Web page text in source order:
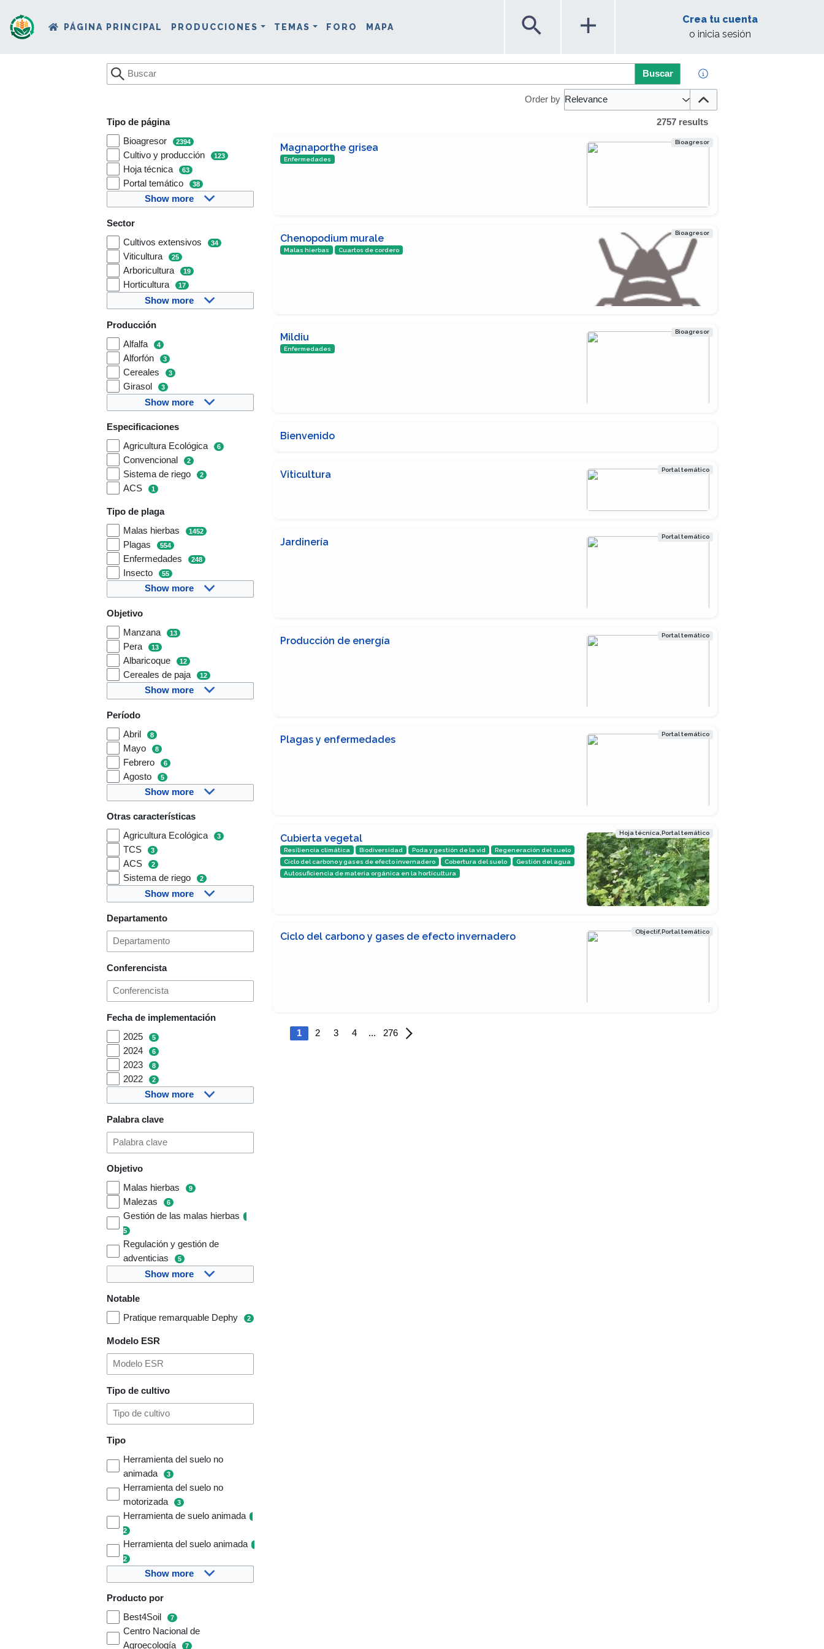
PÁGINA PRINCIPAL PRODUCCIONES TEMAS FORO MAPA search add
Crea tu cuenta
o inicia sesión
Buscar
Order by Relevance
Tipo de página
Bioagresor
2394
Cultivo y producción 123
Hoja técnica 63
Portal temático 38
Show more
Sector
Cultivos extensivos
34
Viticultura 25
Arboricultura 19
Horticultura 17
Show more
Producción
Alfalfa
4
Alforfón 3
Cereales 3
Girasol 3
Show more
Especificaciones
Agricultura Ecológica
6
Convencional 2
Sistema de riego 2
ACS 1
Tipo de plaga
Malas hierbas
1452
Plagas 554
Enfermedades 248
Insecto 55
Show more
Objetivo
Manzana
13
Pera 13
Albaricoque 12
Cereales de paja 12
Show more
Período
Abril
8
Mayo 8
Febrero 6
Agosto 5
Show more
Otras características
Agricultura Ecológica
3
TCS 3
ACS 2
Sistema de riego 2
Show more
Departamento
Conferencista
Fecha de implementación
2025
5
2024 6
2023 8
2022 2
Show more
Palabra clave
Objetivo
Malas hierbas
9
Malezas 6
Gestión de las malas hierbas
5
Regulación y gestión de
adventicias
5
Show more
Notable
Pratique remarquable Dephy
2
Modelo ESR
Tipo de cultivo
Tipo
Herramienta del suelo no
animada
3
Herramienta del suelo no
motorizada
3
Herramienta de suelo animada
2
Herramienta del suelo animada
2
Show more
Producto por
Best4Soil
7
Centro Nacional de
Agroecología
7
2757 results
Bioagresor
Magnaporthe grisea
Enfermedades
Bioagresor
Chenopodium murale
Malas hierbas Cuartos de cordero
Bioagresor
Mildiu
Enfermedades
Bienvenido
Portal temático
Viticultura
Portal temático
Jardinería
Portal temático
Producción de energía
Portal temático
Plagas y enfermedades
Hoja técnica,Portal temático
Cubierta vegetal
Resiliencia climática Biodiversidad Poda y gestión de la vid
Regeneración del suelo
Ciclo del carbono y gases de efecto invernadero
Cobertura del suelo
Gestión del agua
Autosuficiencia de materia orgánica en la horticultura
Objectif,Portal temático
Ciclo del carbono y gases de efecto invernadero
1 2 3 4 ... 276